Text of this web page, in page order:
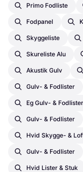
Primo Fodliste
Fodpanel
Skyggeliste
Skureliste Alu
Akustik Gulv
Gulv- & Fodlister
Eg Gulv- & Fodlister
Gulv- & Fodlister
Hvid Skygge- &
Gulv- & Fodlister
Hvid Lister & Stuk